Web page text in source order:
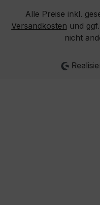
Alle Preise inkl.
Versandkosten und
nicht